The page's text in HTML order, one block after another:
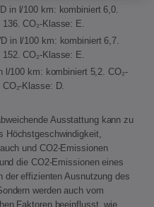
in l/100 km: kombiniert 6,0.
CO₂-Klasse: E.
in l/100 km: kombiniert 6,7.
CO₂-Klasse: E.
l/100 km: kombiniert 5,2. CO₂-
Klasse: D.
Ausstattung kann zu
Höchstgeschwindigkeit,
und CO2-Emissionen
die CO2-Emissionen eines
der effizienten Ausnutzung des
werden auch vom
Faktoren beeinflusst, wie